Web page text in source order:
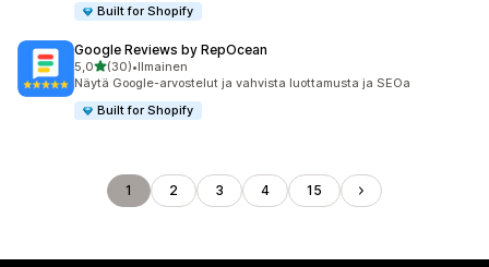
Built for Shopify
Google Reviews by RepOcean
5,0/ 5 tähteä
(30)
30 arvostelua yhteensä
•Ilmainen
Näytä Google-arvostelut ja vahvista luottamusta ja SEOa
Built for Shopify
1 2 3 4 15